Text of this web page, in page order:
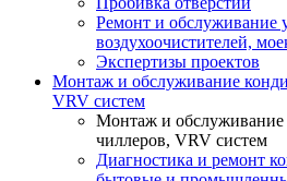
Ремонт и обслуживание
воздухоочистителей,
Экспертизы проектов
Монтаж и обслуживание
VRV систем
Монтаж и обслуживание
чиллеров, VRV систем
Диагностика и ремонт